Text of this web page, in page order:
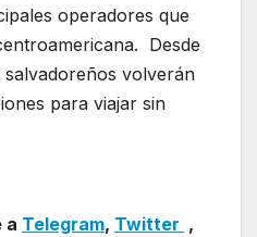
operadores que
Desde
salvadoreños volverán
para viajar sin
a Telegram, Twitter ,